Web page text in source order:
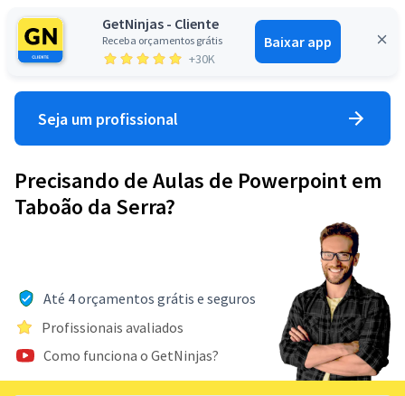
GetNinjas - Cliente
Receba orçamentos grátis
+30K
Baixar app
Entrar
Seja um profissional
Precisando de Aulas de Powerpoint em
Taboão da Serra?
Até 4 orçamentos grátis e seguros
Profissionais avaliados
Como funciona o GetNinjas?